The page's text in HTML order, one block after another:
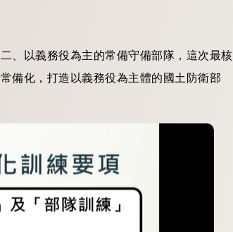
、以義務役為主的常備守備部隊，這次最核
備化，打造以義務役為主體的國土防衛部